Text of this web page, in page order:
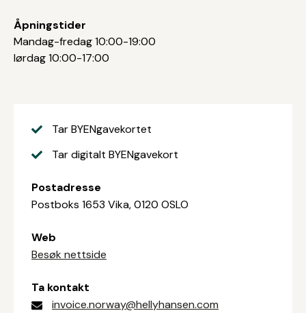
Åpningstider
Mandag-fredag 10:00-19:00
lørdag 10:00-17:00
Tar BYENgavekortet
Tar digitalt BYENgavekort
Postadresse
Postboks 1653 Vika, 0120 OSLO
Web
Besøk nettside
Ta kontakt
invoice.norway@hellyhansen.com